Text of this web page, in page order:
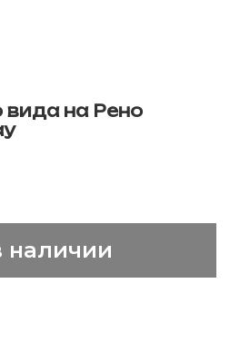
вида на Рено
наличии